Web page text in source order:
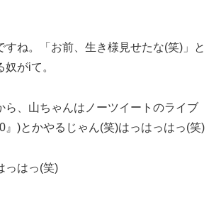
すね。「お前、生き様見せたな(笑)」と
がiて。
ら、山ちゃんはノーツイートのライブ
』)とかやるじゃん(笑)はっはっはっ(笑)
っはっ(笑)